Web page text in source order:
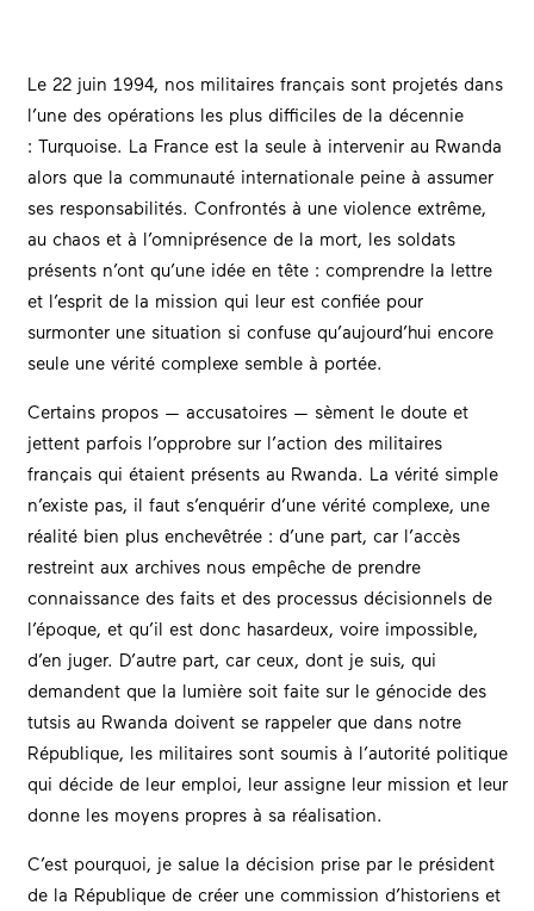
Le 22 juin 1994, nos militaires français sont projetés dans
l’une des opérations les plus difficiles de la décennie
: Turquoise. La France est la seule à intervenir au Rwanda
alors que la communauté internationale peine à assumer
ses responsabilités. Confrontés à une violence extrême,
au chaos et à l’omniprésence de la mort, les soldats
présents n’ont qu’une idée en tête : comprendre la lettre
et l’esprit de la mission qui leur est confiée pour
surmonter une situation si confuse qu’aujourd’hui encore
seule une vérité complexe semble à portée.
Certains propos — accusatoires — sèment le doute et
jettent parfois l’opprobre sur l’action des militaires
français qui étaient présents au Rwanda. La vérité simple
n’existe pas, il faut s’enquérir d’une vérité complexe, une
réalité bien plus enchevêtrée : d’une part, car l’accès
restreint aux archives nous empêche de prendre
connaissance des faits et des processus décisionnels de
l’époque, et qu’il est donc hasardeux, voire impossible,
d’en juger. D’autre part, car ceux, dont je suis, qui
demandent que la lumière soit faite sur le génocide des
tutsis au Rwanda doivent se rappeler que dans notre
République, les militaires sont soumis à l’autorité politique
qui décide de leur emploi, leur assigne leur mission et leur
donne les moyens propres à sa réalisation.
C’est pourquoi, je salue la décision prise par le président
de la République de créer une commission d’historiens et